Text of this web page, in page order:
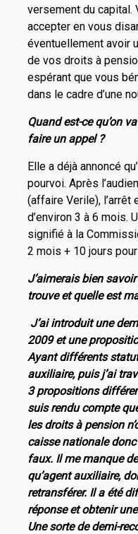
versement du capital.
accepter en vous
éventuellement avoir
de vos droits à
espérant que vous
dans le cadre d’une
Quand est-ce qu’on
faire un appel ?
Elle a déjà annoncé
pourvoi. Après
(affaire Verile), l’arrêt
d’environ 3 à 6 mois.
signifié à la
2 mois + 10 jours
J’aimerais bien
trouve et quelle est
J’ai introduit une
2009 et une
Ayant différents
auxiliaire, puis j’ai
3 propositions
suis rendu compte
les droits à pension
caisse nationale
faux. Il me manque
qu’agent auxiliaire,
retransférer. Il a été
réponse et obtenir
Une sorte de demi-